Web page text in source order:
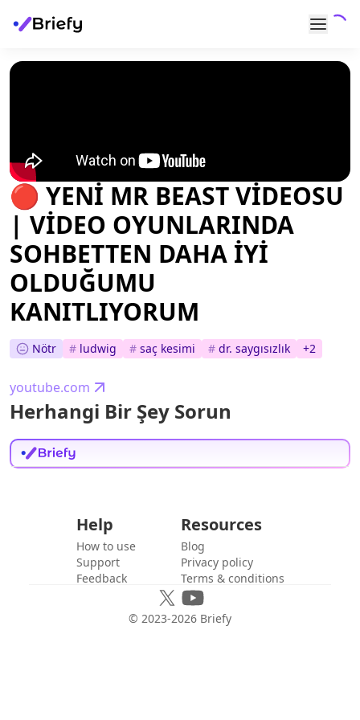
🔴 YENİ MR BEAST VİDEOSU
| VİDEO OYUNLARINDA
SOHBETTEN DAHA İYİ
OLDUĞUMU
KANITLIYORUM
Nötr # ludwig # saç kesimi # dr. saygısızlık +2
youtube.com
Herhangi Bir Şey Sorun
Help
How to use
Support
Feedback
Resources
Blog
Privacy policy
Terms & conditions
© 2023-2026 Briefy